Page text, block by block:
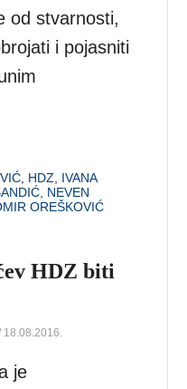
od stvarnosti,
i pojasniti
HDZ
IVANA
NEVEN
OREŠKOVIĆ
HDZ biti
18.08.2016.
je